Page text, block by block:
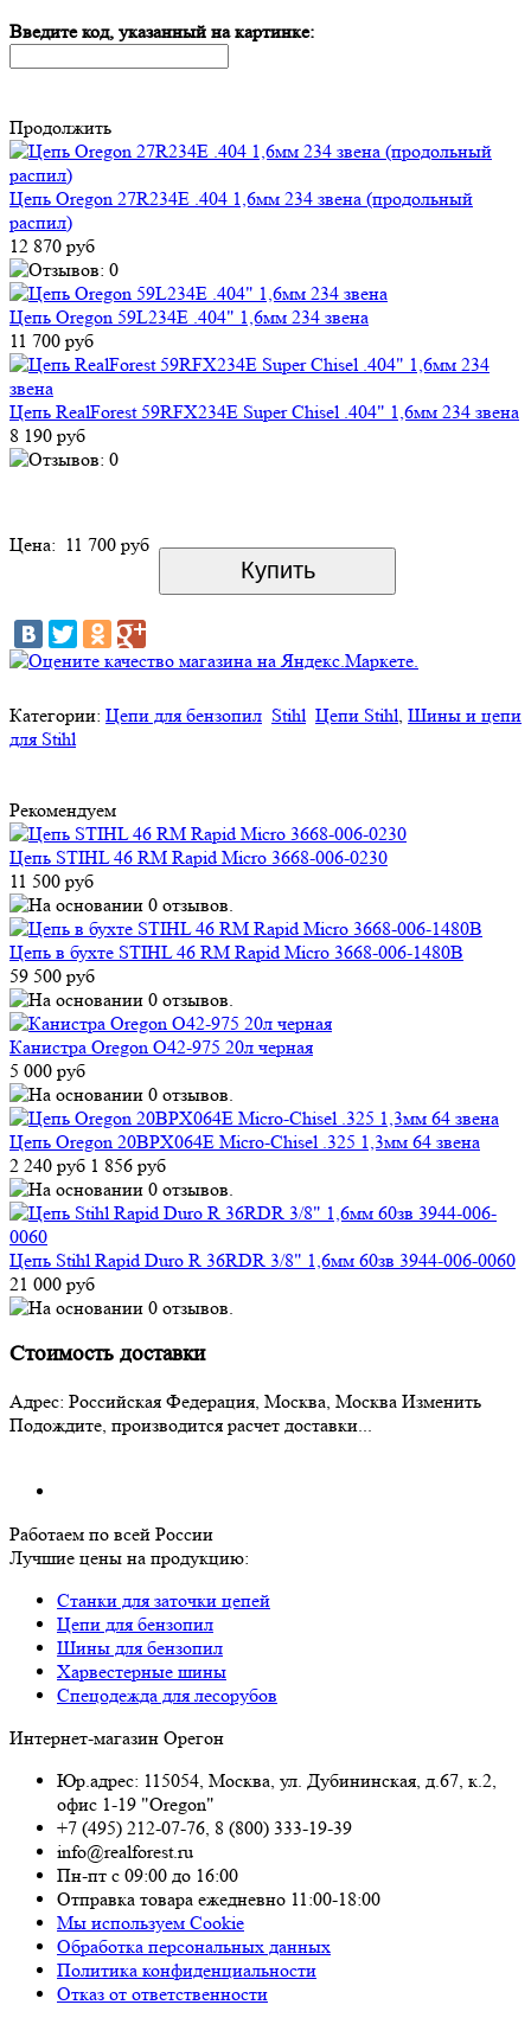
Введите код, указанный на картинке:
Продолжить
Цепь Oregon 27R234E .404 1,6мм 234 звена (продольный
распил)
12 870 руб
Цепь Oregon 59L234E .404" 1,6мм 234 звена
11 700 руб
Цепь RealForest 59RFX234E Super Chisel .404" 1,6мм 234 звена
8 190 руб
Цена: 11 700 руб
Категории: Цепи для бензопил Stihl Цепи Stihl Шины и цепи
для Stihl
Рекомендуем
Цепь STIHL 46 RM Rapid Micro 3668-006-0230
11 500 руб
Цепь в бухте STIHL 46 RM Rapid Micro 3668-006-1480B
59 500 руб
Канистра Oregon O42-975 20л черная
5 000 руб
Цепь Oregon 20BPX064E Micro-Chisel .325 1,3мм 64 звена
2 240 руб 1 856 руб
Цепь Stihl Rapid Duro R 36RDR 3/8" 1,6мм 60зв 3944-006-0060
21 000 руб
Стоимость доставки
Адрес: Российская Федерация, Москва, Москва Изменить
Подождите, производится расчет доставки...
Работаем по всей России
Лучшие цены на продукцию:
Станки для заточки цепей
Цепи для бензопил
Шины для бензопил
Харвестерные шины
Спецодежда для лесорубов
Интернет-магазин Орегон
Юр.адрес: 115054, Москва, ул. Дубининская, д.67, к.2,
офис 1-19 "Oregon"
+7 (495) 212-07-76, 8 (800) 333-19-39
info@realforest.ru
Пн-пт с 09:00 до 16:00
Отправка товара ежедневно 11:00-18:00
Мы используем Cookie
Обработка персональных данных
Политика конфиденциальности
Отказ от ответственности